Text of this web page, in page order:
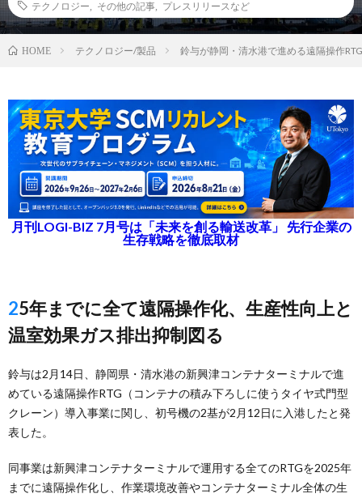
テクノロジー
その他の記事 プレスリリースなど
HOME テクノロジー/製品 鈴与が静岡・清水港で進める遠隔操作
月刊LOGI-BIZ 7月号は「未来を創る輸送改革」 先行企業の
生存戦略を徹底取材
25年までに全て遠隔操作化、生産性向上と
温室効果ガス排出抑制図る
鈴与は2月14日、静岡県・清水港の新興津コンテナターミナルで進
めている遠隔操作RTG（コンテナの積み下ろしに使うタイヤ式門型
クレーン）導入事業に関し、初号機の2基が2月12日に入港したと発
表した。
同事業は新興津コンテナターミナルで運用する全てのRTGを2025年
までに遠隔操作化し、作業環境改善やコンテナターミナル全体の生